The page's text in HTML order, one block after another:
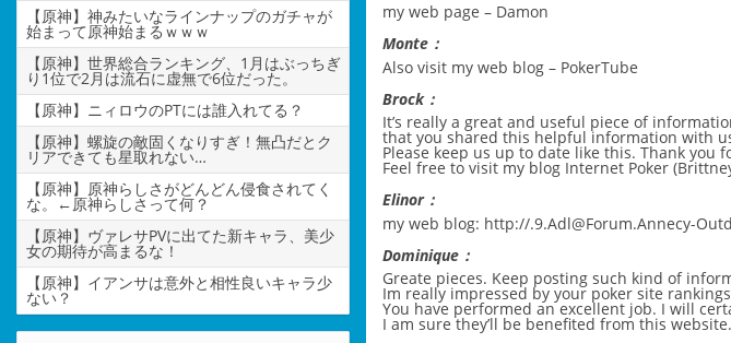
my web page – Damon
Monte：
Also visit my web blog – PokerTube
Brock：
It’s really a great and useful piece of
that you shared this helpful information with
Please keep us up to date like this. Thank you
Feel free to visit my blog Internet Poker (
Elinor：
my web blog: http://.9.Adl@Forum.Annecy-
Dominique：
Greate pieces. Keep posting such kind of
Im really impressed by your poker site rankings
You have performed an excellent job. I will
I am sure they’ll be benefited from this website.
【原神】神みたいなラインナップのガチャが
始まって原神始まるｗｗｗ
【原神】世界総合ランキング、1月はぶっちぎ
り1位で2月は流石に虚無で6位だった。
【原神】ニィロウのPTには誰入れてる？
【原神】螺旋の敵固くなりすぎ！無凸だとク
リアできても星取れない…
【原神】原神らしさがどんどん侵食されてく
な。←原神らしさって何？
【原神】ヴァレサPVに出てた新キャラ、美少
女の期待が高まるな！
【原神】イアンサは意外と相性良いキャラ少
ない？